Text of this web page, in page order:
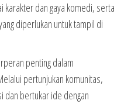
karakter dan gaya komedi, serta
diperlukan untuk tampil di
penting dalam
pertunjukan komunitas,
bertukar ide dengan